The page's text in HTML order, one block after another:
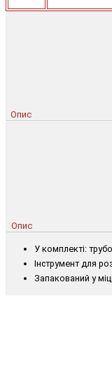
Опис
Опис
У комплекті:
Інструмент для
Запакований у